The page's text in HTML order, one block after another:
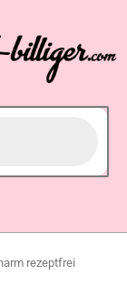
rezeptfrei